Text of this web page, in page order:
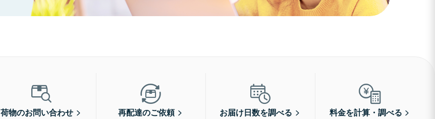
荷物のお問い合わせ 再配達のご依頼 お届け日数を調べる 料金を計算・調べる